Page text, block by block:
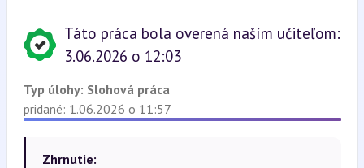
Táto práca bola overená naším učiteľom:
3.06.2026 o 12:03
Typ úlohy: Slohová práca
pridané: 1.06.2026 o 11:57
Zhrnutie: